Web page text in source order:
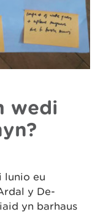
wedi
lunio eu
y De-
yn barhaus